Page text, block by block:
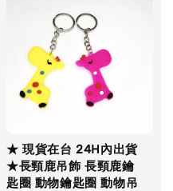
★ 現貨在台 24H內出貨
★長頸鹿吊飾 長頸鹿鑰
匙圈 動物鑰匙圈 動物吊